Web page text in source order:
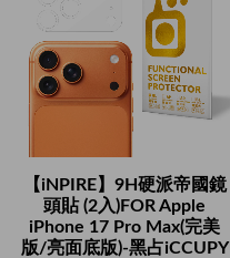
【iNPIRE】9H硬派帝國鏡
頭貼 (2入)FOR Apple
iPhone 17 Pro Max(完美
版/亮面底版)-黑占iCCUPY